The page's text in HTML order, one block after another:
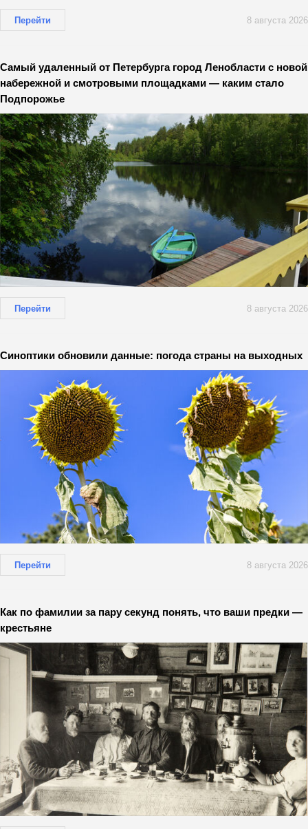
Перейти 8 августа 2026
Самый удаленный от Петербурга город Ленобласти с новой
набережной и смотровыми площадками — каким стало
Подпорожье
Перейти 8 августа 2026
Синоптики обновили данные: погода страны на выходных
Перейти 8 августа 2026
Как по фамилии за пару секунд понять, что ваши предки —
крестьяне